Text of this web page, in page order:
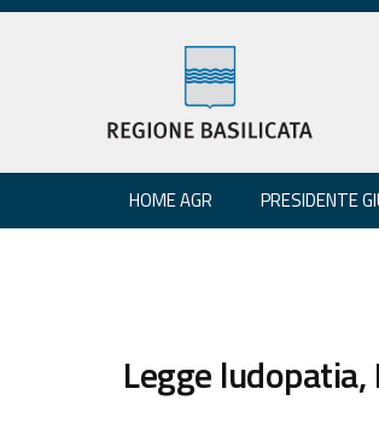
HOME AGR PRESIDENTE
Legge